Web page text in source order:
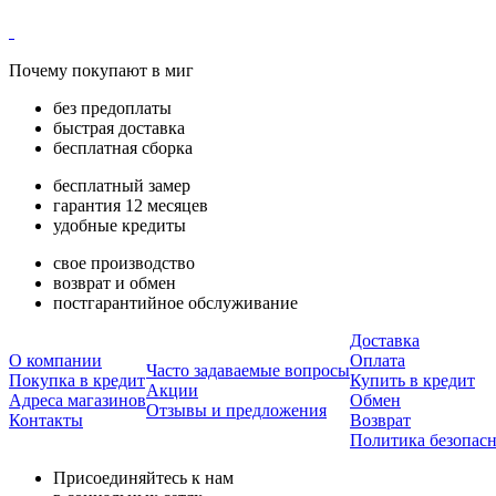
Почему покупают в миг
без предоплаты
быстрая доставка
бесплатная сборка
бесплатный замер
гарантия 12 месяцев
удобные кредиты
свое производство
возврат и обмен
постгарантийное обслуживание
О компании
Покупка в кредит
Адреса магазинов
Контакты
Часто задаваемые вопросы
Акции
Отзывы и предложения
Доставка
Оплата
Купить в кредит
Обмен
Возврат
Политика
Присоединяйтесь к нам